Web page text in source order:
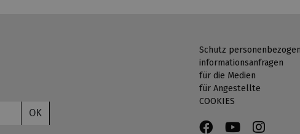
OK
Schutz
informationsanfragen
für die Medien
für Angestellte
COOKIES